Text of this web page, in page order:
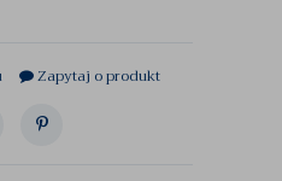
Zapytaj o produkt